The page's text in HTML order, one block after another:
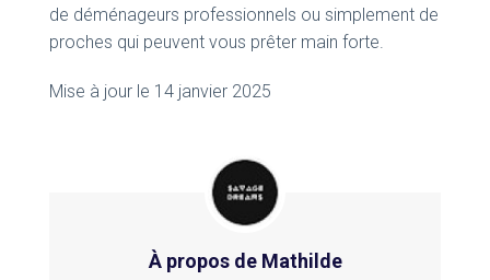
de déménageurs professionnels ou simplement de
proches qui peuvent vous prêter main forte.
Mise à jour le 14 janvier 2025
À propos de Mathilde